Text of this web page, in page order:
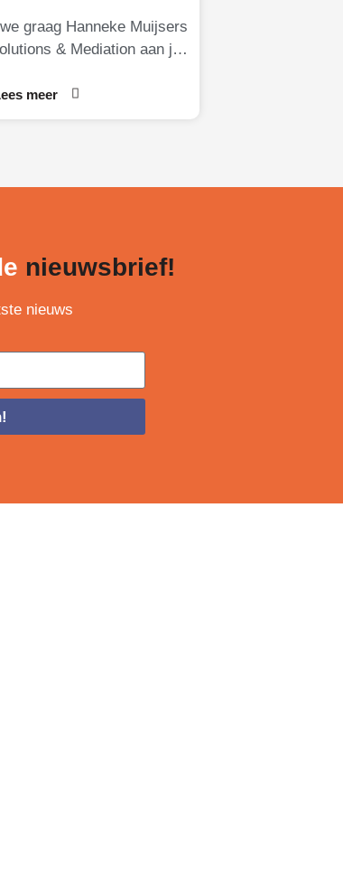
graag Hanneke Muijsers
& Mediation aan je
een
meer
nieuwsbrief!
nieuws